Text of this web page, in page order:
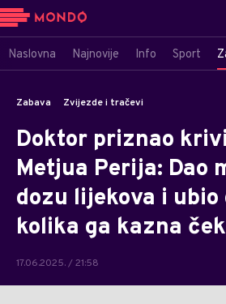
Naslovna Najnovije Info Sport
Zabava Zvijezde i tračevi
Doktor priznao
Metjua Perija: Dao
dozu lijekova i ubio
kolika ga kazna
17.06.2025. / 21:58